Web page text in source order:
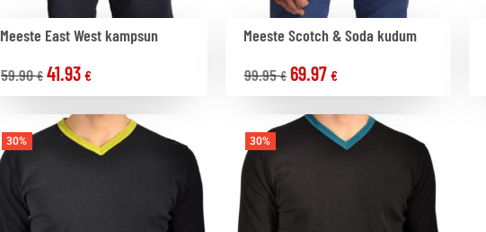
Meeste East West kampsun
59.90€ 41.93€
Meeste Scotch & Soda kudum
99.95€ 69.97 €
30% 30%